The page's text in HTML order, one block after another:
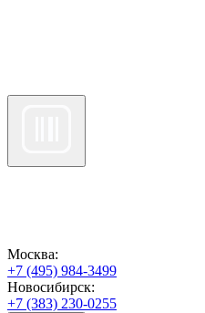
Москва:
+7 (495) 984-3499
Новосибирск:
+7 (383) 230-0255